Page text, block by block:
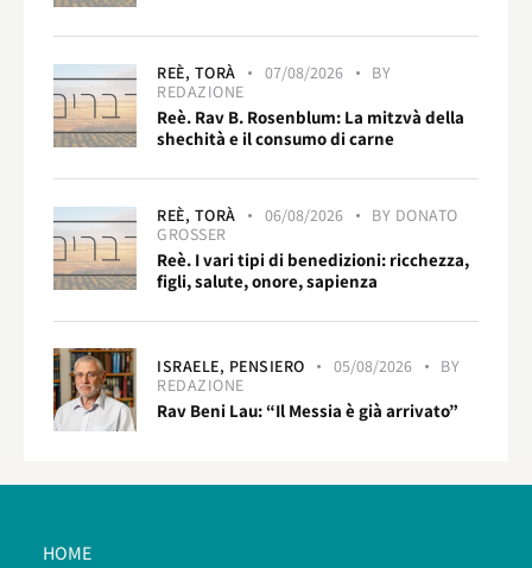
REÈ, TORÀ 07/08/2026
BY
REDAZIONE
Reè. Rav B. Rosenblum: La mitzvà della
shechità e il consumo di carne
REÈ, TORÀ 06/08/2026 BY DONATO
GROSSER
Reè. I vari tipi di benedizioni: ricchezza,
figli, salute, onore, sapienza
ISRAELE, PENSIERO 05/08/2026
BY
REDAZIONE
Rav Beni Lau: “Il Messia è già arrivato”
HOME